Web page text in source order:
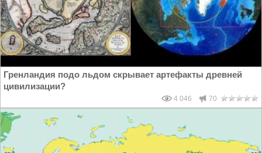
Гренландия подо льдом скрывает артефакты древней
цивилизации?
4 046 70